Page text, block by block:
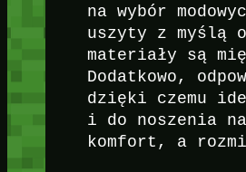
na wybór
uszyty z myślą
materiały są
Dodatkowo,
dzięki czemu
i do noszenia
komfort, a